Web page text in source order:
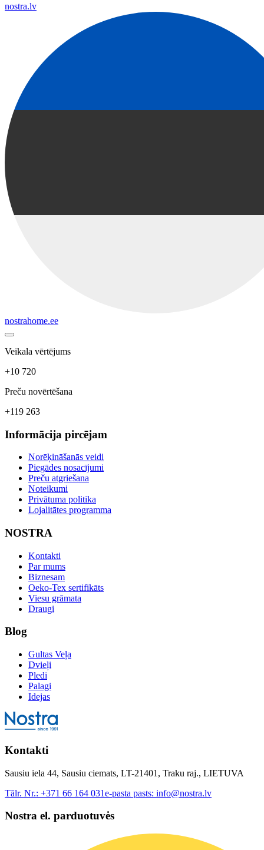
nostra.lv
nostrahome.ee
Veikala vērtējums
+10 720
Preču novērtēšana
+119 263
Informācija pircējam
Norēķināšanās veidi
Piegādes nosacījumi
Preču atgriešana
Noteikumi
Privātuma politika
Lojalitātes programma
NOSTRA
Kontakti
Par mums
Biznesam
Oeko-Tex sertifikāts
Viesu grāmata
Draugi
Blog
Gultas Veļa
Dvieļi
Pledi
Palagi
Idejas
Kontakti
Sausiu iela 44, Sausiu ciemats, LT-21401, Traku raj., LIETUVA
Tālr. Nr.: +371 66 164 031e-pasta pasts: info@nostra.lv
Nostra el. parduotuvės